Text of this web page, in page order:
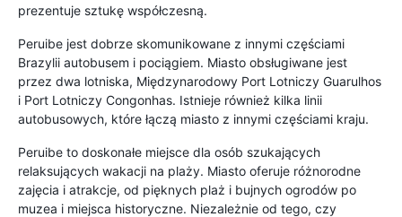
prezentuje sztukę współczesną.
Peruibe jest dobrze skomunikowane z innymi częściami
Brazylii autobusem i pociągiem. Miasto obsługiwane jest
przez dwa lotniska, Międzynarodowy Port Lotniczy Guarulhos
i Port Lotniczy Congonhas. Istnieje również kilka linii
autobusowych, które łączą miasto z innymi częściami kraju.
Peruibe to doskonałe miejsce dla osób szukających
relaksujących wakacji na plaży. Miasto oferuje różnorodne
zajęcia i atrakcje, od pięknych plaż i bujnych ogrodów po
muzea i miejsca historyczne. Niezależnie od tego, czy